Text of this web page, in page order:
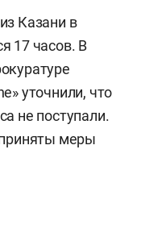
Казани в
17 часов. В
уточнили, что
не поступали.
меры